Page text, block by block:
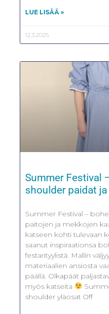
LUE LISÄÄ »
12.3.2025
Summer Festival
shoulder paidat
Summer Festival –
paitojen ja mekkojen
katseen kohti tulevaan
saanut inspiraationsa
festarityylistä. Mallin
materiaalien ansiosta
päällä. Olkapäät
myös katseita
shoulder yläosat Off